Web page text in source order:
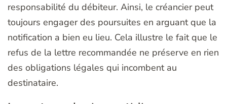
responsabilité du débiteur. Ainsi, le créancier peut
toujours engager des poursuites en arguant que la
notification a bien eu lieu. Cela illustre le fait que le
refus de la lettre recommandée ne préserve en rien
des obligations légales qui incombent au
destinataire.